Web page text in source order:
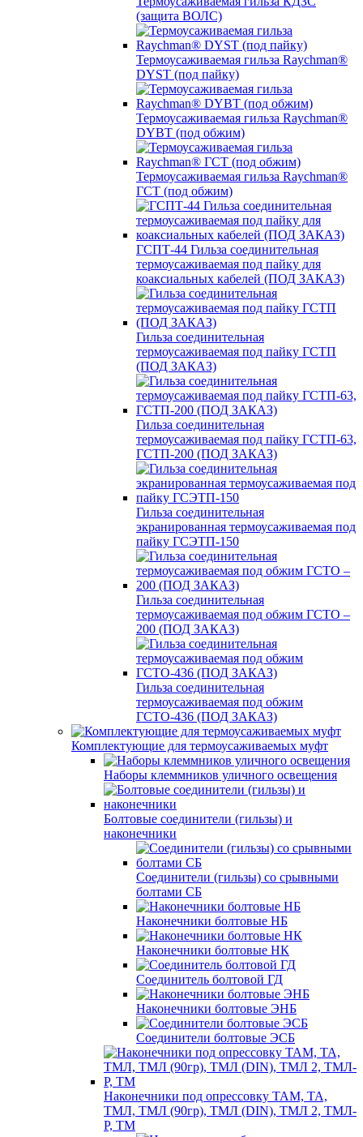
(защита ВОЛС)
Термоусаживаемая гильза Raychman®
DYST (под пайку)
Термоусаживаемая гильза Raychman®
DYBT (под обжим)
Термоусаживаемая гильза Raychman®
ГСТ (под обжим)
ГСПТ-44 Гильза соединительная
термоусаживаемая под пайку для
коаксиальных кабелей (ПОД ЗАКАЗ)
Гильза соединительная
термоусаживаемая под пайку ГСТП
(ПОД ЗАКАЗ)
Гильза соединительная
термоусаживаемая под пайку ГСТП-63,
ГСТП-200 (ПОД ЗАКАЗ)
Гильза соединительная
экранированная термоусаживаемая под
пайку ГСЭТП-150
Гильза соединительная
термоусаживаемая под обжим ГСТО –
200 (ПОД ЗАКАЗ)
Гильза соединительная
термоусаживаемая под обжим
ГСТО-436 (ПОД ЗАКАЗ)
Комплектующие для термоусаживаемых муфт
Наборы клеммников уличного освещения
Болтовые соединители (гильзы) и
наконечники
Соединители (гильзы) со срывными
болтами СБ
Наконечники болтовые НБ
Наконечники болтовые НК
Соединитель болтовой ГД
Наконечники болтовые ЭНБ
Соединители болтовые ЭСБ
Наконечники под опрессовку ТАМ, ТА,
ТМЛ, ТМЛ (90гр), ТМЛ (DIN), ТМЛ 2, ТМЛ-
Р, ТМ